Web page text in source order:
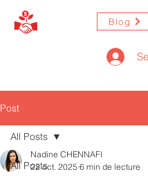
Blog
Post
All Posts
All Posts
Nadine CHENNAFI
22 oct. 2025 6 min de lecture